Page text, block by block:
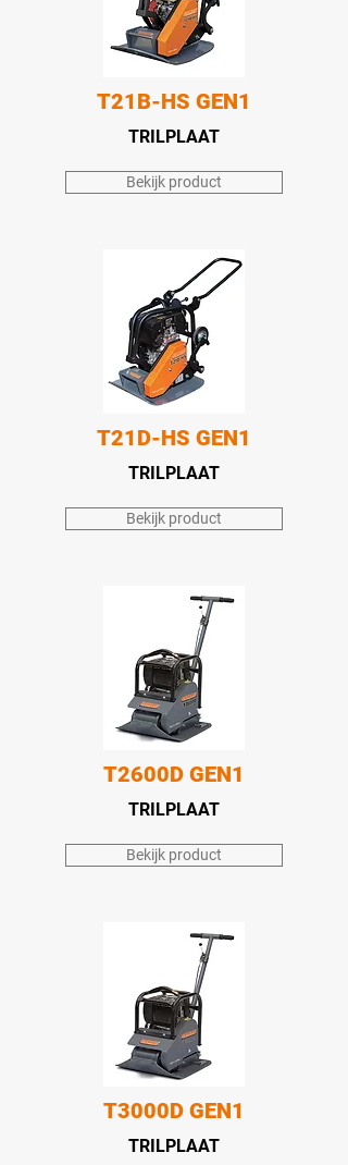
T21B-HS GEN1
TRILPLAAT
Bekijk product
T21D-HS GEN1
TRILPLAAT
Bekijk product
T2600D GEN1
TRILPLAAT
Bekijk product
T3000D GEN1
TRILPLAAT